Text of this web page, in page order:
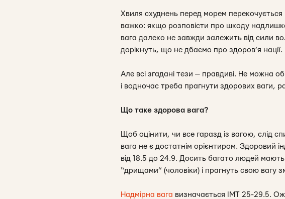
Хвиля схуднень перед морем перекочується
важко: якщо розповісти про шкоду
вага далеко не завжди залежить від сили
дорікнуть, що не дбаємо про здоров’я нації.
Але всі згадані тези — правдиві. Не можна
і водночас треба прагнути здорових ваги,
Що таке здорова вага?
Щоб оцінити, чи все гаразд із вагою, слід
вага не є достатнім орієнтиром. Здоровий
від 18.5 до 24.9. Досить багато людей
“дрищами” (чоловіки) і прагнуть свою вагу
Надмірна вага визначається ІМТ 25-29.5.